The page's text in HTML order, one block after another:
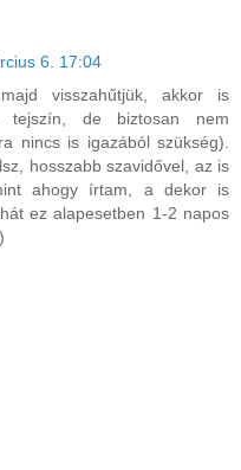
6. 17:04
visszahűtjük, akkor is
tejszín, de biztosan nem
nincs is igazából szükség).
hosszabb szavidővel, az is
ahogy írtam, a dekor is
ez alapesetben 1-2 napos